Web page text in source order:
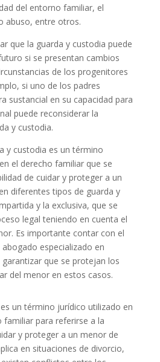
del entorno familiar, el
abuso, entre otros.
que la guarda y custodia puede
si se presentan cambios
de los progenitores
si uno de los padres
sustancial en su capacidad para
puede reconsiderar la
y custodia.
y custodia es un término
el derecho familiar que se
de cuidar y proteger a un
diferentes tipos de guarda y
y la exclusiva, que se
legal teniendo en cuenta el
Es importante contar con el
especializado en
que se protejan los
del menor en estos casos.
un término jurídico utilizado en
familiar para referirse a la
y proteger a un menor de
en situaciones de divorcio,